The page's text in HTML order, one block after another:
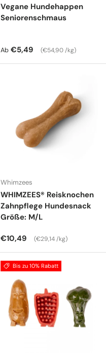
Vegane Hundehappen
Seniorenschmaus
Normaler Preis
Ab €5,49 Grundpreis
€54,90 /kg
Whimzees
WHIMZEES® Reisknochen
Zahnpflege Hundesnack
Größe: M/L
Normaler Preis
€10,49 Grundpreis
€29,14 /kg
Bis zu 10% Rabatt